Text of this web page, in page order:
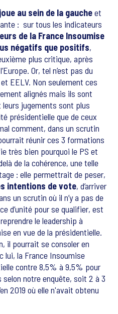
au sein de la gaucheet
: sur tous les indicateurs
de la France Insoumise
négatifs que positifs,
plus critique, après
Or, tel n’est pas du
EELV. Non seulement ces
alignés mais ils sont
jugements sont plus
présidentielle que de ceux
comment, dans un scrutin
réunir ces 3 formations
très bien pourquoi le PS et
de la cohérence, une telle
: elle permettrait de peser,
intentions de vote, d’arriver
un scrutin où il n’y a pas de
d’unité pour se qualifier, est
le leadership à
en vue de la présidentielle.
il pourrait se consoler en
lui, la France Insoumise
contre 8,5% à 9,5% pour
notre enquête, soit 2 à 3
2019 où elle n'avait obtenu